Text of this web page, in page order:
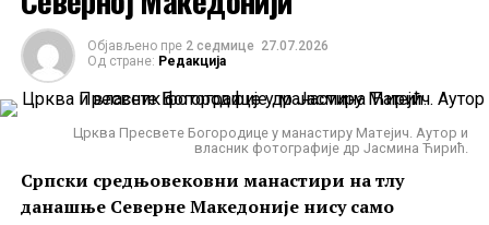
Објављено пре 2 седмице 27.07.2026
Од стране: Редакција
Црква Пресвете Богородице у манастиру Матејич. Аутор и
власник фотографије др Јасмина Ћирић.
Српски средњовековни манастири на тлу
данашње Северне Македоније нису само